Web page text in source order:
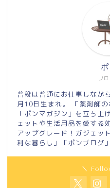
ブロ
普段は普通にお仕事しなが
月10日生まれ。 「薬剤師
「ポンマガジン」を立ち
ェットや生活用品を愛する
アップグレード！ガジェッ
利な暮らし」「ポンブログ
＼